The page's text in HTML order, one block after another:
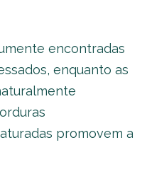
encontradas
enquanto as
promovem a